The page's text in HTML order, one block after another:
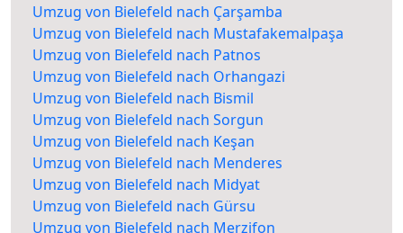
Umzug von Bielefeld nach Çarşamba
Umzug von Bielefeld nach Mustafakemalpaşa
Umzug von Bielefeld nach Patnos
Umzug von Bielefeld nach Orhangazi
Umzug von Bielefeld nach Bismil
Umzug von Bielefeld nach Sorgun
Umzug von Bielefeld nach Keşan
Umzug von Bielefeld nach Menderes
Umzug von Bielefeld nach Midyat
Umzug von Bielefeld nach Gürsu
Umzug von Bielefeld nach Merzifon